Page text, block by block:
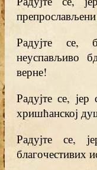
Радујте се,
неуспављиво
верне!
Радујте се, јер
хришћанској
Радујте се,
благочестивих